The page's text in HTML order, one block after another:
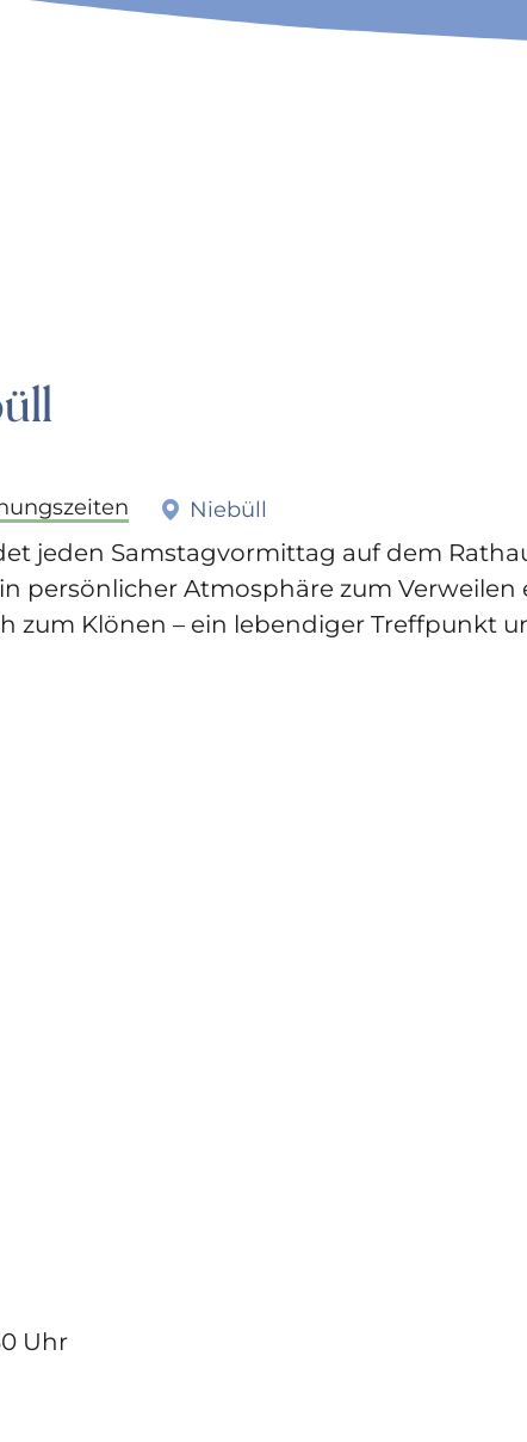
Niebüll
jeden Samstagvormittag auf dem
persönlicher Atmosphäre zum
zum Klönen – ein lebendiger Treffpunkt
Uhr